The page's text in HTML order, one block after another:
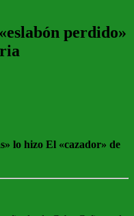
perdido»
lo hizo El «cazador» de